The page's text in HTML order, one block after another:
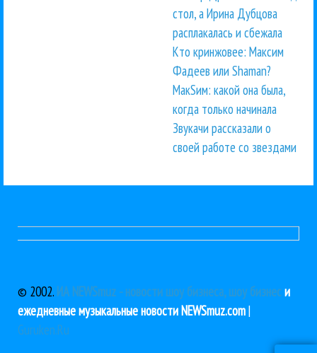
стол, а Ирина Дубцова
расплакалась и сбежала
Кто кринжовее: Максим
Фадеев или Shaman?
МакSим: какой она была,
когда только начинала
Звукачи рассказали о
своей работе со звездами
© 2002. ИА NEWSmuz - новости шоу бизнеса, шоу бизнеси
ежедневные музыкальные новости NEWSmuz.com|
Guruken.Ru